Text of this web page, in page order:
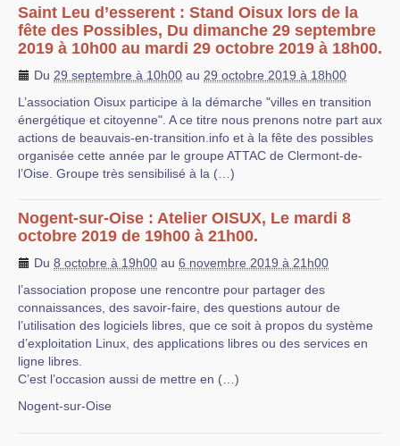
Contact
Les antennes
Espace membres
Saint Leu d’esserent : Stand Oisux lors de la
fête des Possibles, Du dimanche 29 septembre
2019 à 10h00 au mardi 29 octobre 2019 à 18h00.
Du 29 septembre à 10h00 au 29 octobre 2019 à 18h00
L’association Oisux participe à la démarche "villes en transition
énergétique et citoyenne". A ce titre nous prenons notre part aux
actions de beauvais-en-transition.info et à la fête des possibles
organisée cette année par le groupe ATTAC de Clermont-de-
l’Oise. Groupe très sensibilisé à la (…)
Nogent-sur-Oise : Atelier OISUX, Le mardi 8
octobre 2019 de 19h00 à 21h00.
Du 8 octobre à 19h00 au 6 novembre 2019 à 21h00
l’association propose une rencontre pour partager des
connaissances, des savoir-faire, des questions autour de
l’utilisation des logiciels libres, que ce soit à propos du système
d’exploitation Linux, des applications libres ou des services en
ligne libres.
C’est l’occasion aussi de mettre en (…)
Nogent-sur-Oise